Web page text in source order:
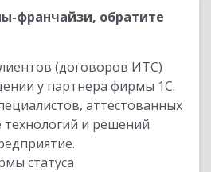
франчайзи, обратите
(договоров ИТС)
у партнера фирмы 1С.
аттестованных
технологий и решений
статуса